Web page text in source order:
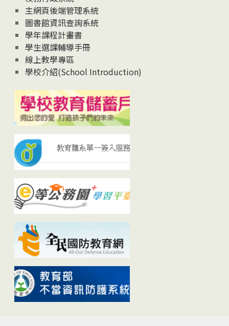
主網頁後端管理系統
圖書館資訊查詢系統
學年課程計畫書
學生選課輔導手冊
線上教學專區
學校介紹(School Introduction)